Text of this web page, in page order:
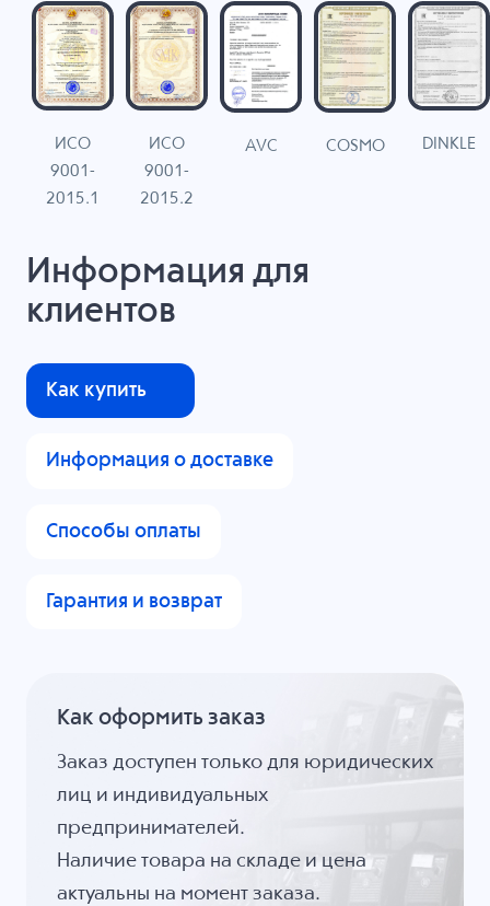
ИСО
9001-
2015.1
ИСО
9001-
2015.2
AVC COSMO DINKLE
Информация для
клиентов
Как купить
Информация о доставке
Способы оплаты
Гарантия и возврат
Как оформить заказ
Заказ доступен только для юридических
лиц и индивидуальных
предпринимателей.
Наличие товара на складе и цена
актуальны на момент заказа.